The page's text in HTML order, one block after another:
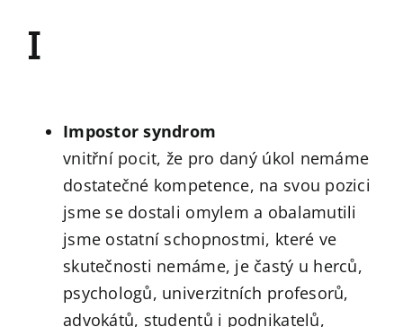
I
Impostor syndrom
vnitřní pocit, že pro daný úkol nemáme
dostatečné kompetence, na svou pozici
jsme se dostali omylem a obalamutili
jsme ostatní schopnostmi, které ve
skutečnosti nemáme, je častý u herců,
psychologů, univerzitních profesorů,
advokátů, studentů i podnikatelů,